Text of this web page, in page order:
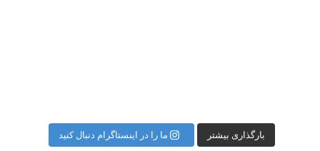
بارگذاری بیشتر ما را در اینستاگرام دنبال کنید